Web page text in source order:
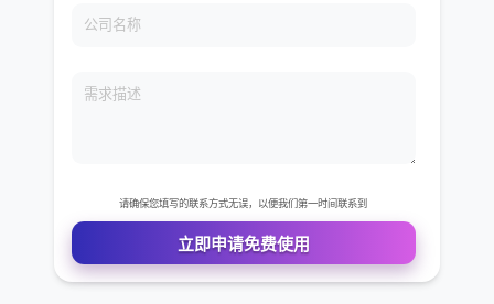
免费VIP权限体验